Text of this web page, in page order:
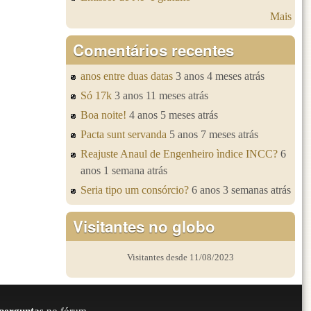
Mais
Comentários recentes
anos entre duas datas 3 anos 4 meses atrás
Só 17k 3 anos 11 meses atrás
Boa noite! 4 anos 5 meses atrás
Pacta sunt servanda 5 anos 7 meses atrás
Reajuste Anaul de Engenheiro ìndice INCC? 6
anos 1 semana atrás
Seria tipo um consórcio? 6 anos 3 semanas atrás
Visitantes no globo
Visitantes desde 11/08/2023